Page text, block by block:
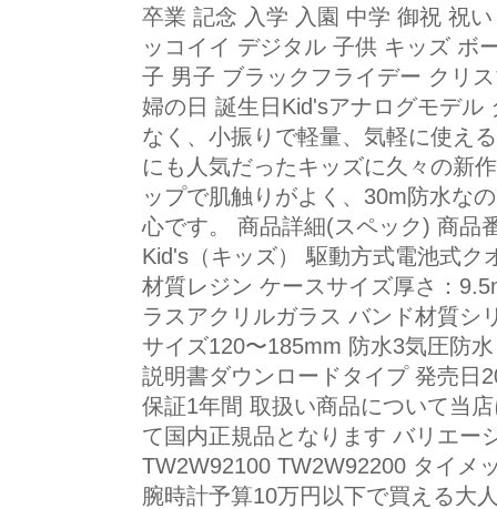
卒業 記念 入学 入園 中学 御祝 祝
ッコイイ デジタル 子供 キッズ ボ
子 男子 ブラックフライデー クリ
婦の日 誕生日Kid'sアナログモデル
なく、小振りで軽量、気軽に使え
にも人気だったキッズに久々の新
ップで肌触りがよく、30m防水な
心です。 商品詳細(スペック) 商品
Kid's（キッズ） 駆動方式電池式ク
材質レジン ケースサイズ厚さ：
ラスアクリルガラス バンド材質シ
サイズ120〜185mm 防水3気圧防
説明書ダウンロードタイプ 発売日
保証1年間 取扱い商品について当
て国内正規品となります バリエー
TW2W92100 TW2W92200 タイメ
腕時計予算10万円以下で買える大